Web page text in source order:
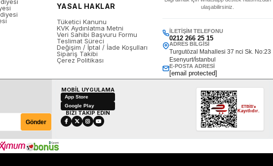
YASAL HAKLAR
Tüketici Kanunu
KVK Aydınlatma Metni
Veri Sahibi Başvuru Formu
Teslimat Süreci
Değişim / İptal / İade Koşulları
Sipariş Takibi
Çerez Politikası
ulaşabilirsiniz.
İLETIŞIM TELEFONU
0212 266 25 15
ADRES BILGISI
Turgutözal Mahallesi 37 nci Sk. No:23
Esenyurt/İstanbul
E-POSTA ADRESI
[email protected]
Gönder
MOBİL UYGULAMA
App Store
Google Play
BİZİ TAKİP EDİN
ETBİS'e
Kayıtlıdır.